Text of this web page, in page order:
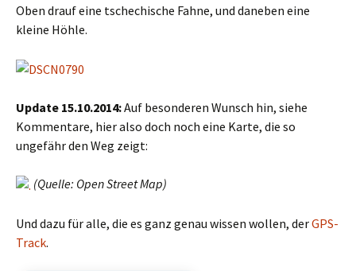
Oben drauf eine tschechische Fahne, und daneben eine
kleine Höhle.
Update 15.10.2014:Auf besonderen Wunsch hin, siehe
Kommentare, hier also doch noch eine Karte, die so
ungefähr den Weg zeigt:
(Quelle: Open Street Map)
Und dazu für alle, die es ganz genau wissen wollen, derGPS-
Track.